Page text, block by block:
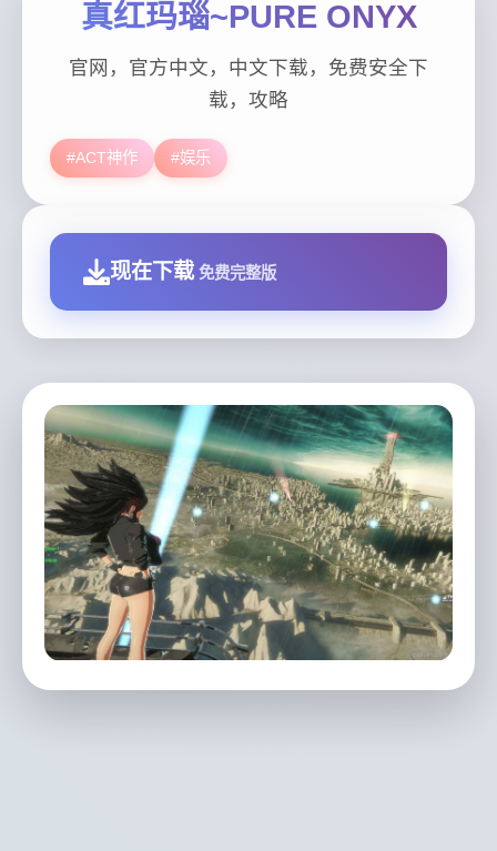
真红玛瑙~PURE ONYX
官网，官方中文，中文下载，免费安全下
载，攻略
#ACT神作 #娱乐
现在下载 免费完整版